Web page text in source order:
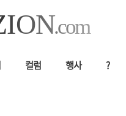
컬럼 행사 ?